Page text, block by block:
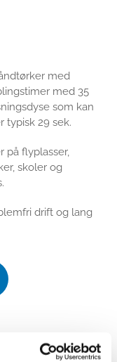
med
med 35
som kan
typisk 29 sek.
på flyplasser,
skoler og
drift og lang